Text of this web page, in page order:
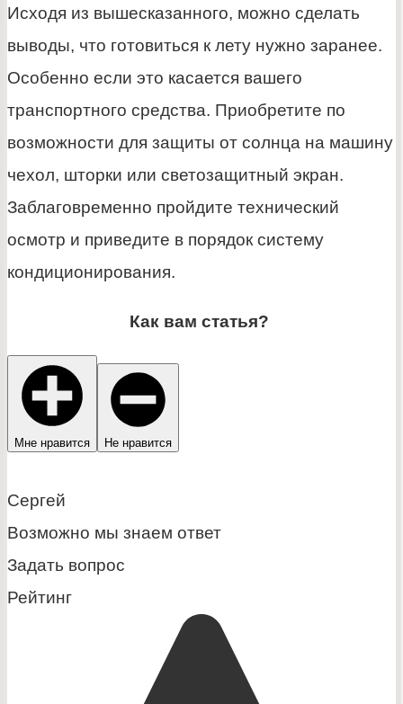
Исходя из вышесказанного, можно сделать
выводы, что готовиться к лету нужно заранее.
Особенно если это касается вашего
транспортного средства. Приобретите по
возможности для защиты от солнца на машину
чехол, шторки или светозащитный экран.
Заблаговременно пройдите технический
осмотр и приведите в порядок систему
кондиционирования.
Как вам статья?
Мне нравится Не нравится
Сергей
Возможно мы знаем ответ
Задать вопрос
Рейтинг